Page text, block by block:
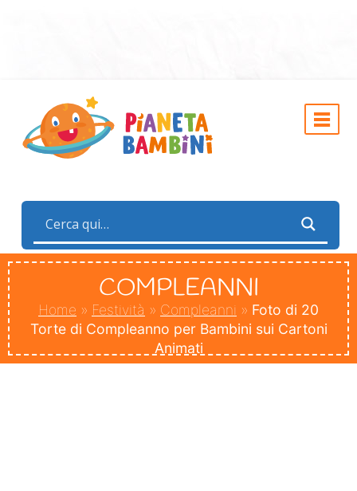
COMPLEANNI
Home » Festività » Compleanni » Foto di 20
Torte di Compleanno per Bambini sui Cartoni
Animati